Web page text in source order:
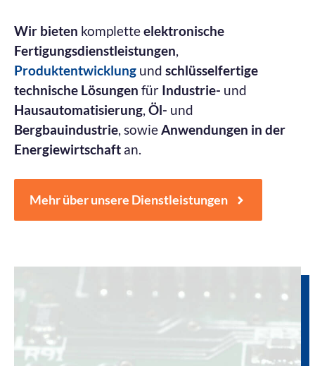
Wir bieten kompletteelektronische
Fertigungsdienstleistungen,
Produktentwicklung und schlüsselfertige
technische Lösungen für Industrie- und
Hausautomatisierung, Öl- und
Bergbauindustrie, sowieAnwendungen in der
Energiewirtschaft an.
Mehr über unsere Dienstleistungen